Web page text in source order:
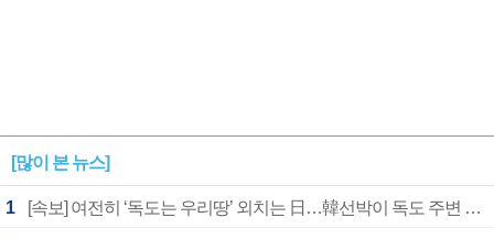
[많이 본 뉴스]
1 [속보] 여전히 ‘독도는 우리땅’ 외치는 日…韓선박이 독도 주변 해양조사 활동하자 반발